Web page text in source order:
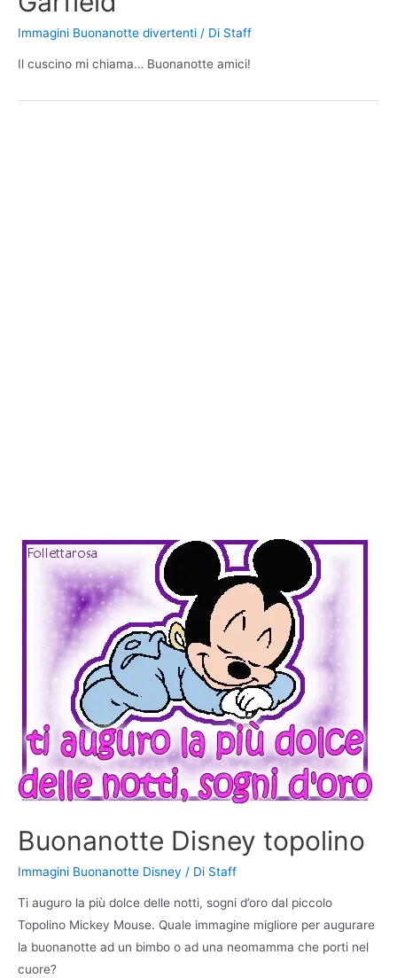
Immagini Buonanotte divertenti / Di Staff
Il cuscino mi chiama… Buonanotte amici!
Buonanotte Disney topolino
Immagini Buonanotte Disney / Di Staff
Ti auguro la più dolce delle notti, sogni d’oro dal piccolo
Topolino Mickey Mouse. Quale immagine migliore per augurare
la buonanotte ad un bimbo o ad una neomamma che porti nel
cuore?